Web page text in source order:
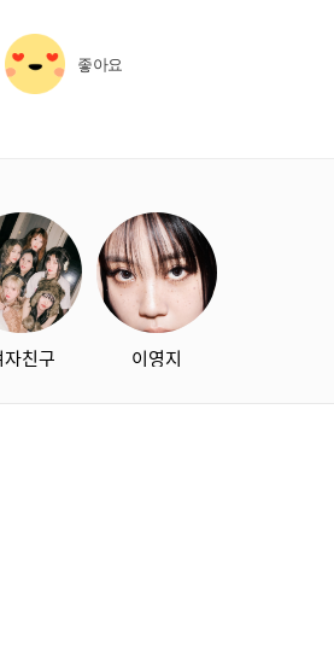
좋아요
자친구 이영지